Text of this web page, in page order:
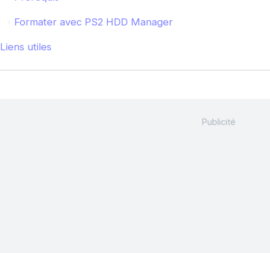
Formater avec PS2 HDD Manager
Liens utiles